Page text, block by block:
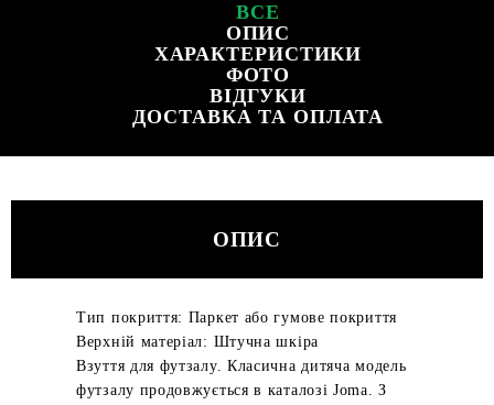
ВСЕ
ОПИС
ХАРАКТЕРИСТИКИ
ФОТО
ВІДГУКИ
ДОСТАВКА ТА ОПЛАТА
ОПИС
Тип покриття: Паркет або гумове покриття
Верхній матеріал: Штучна шкіра
Взуття для футзалу. Класична дитяча модель
футзалу продовжується в каталозі Joma. З